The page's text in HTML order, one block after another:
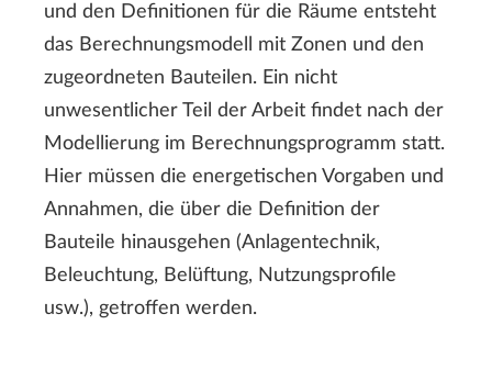
und den Definitionen für die Räume entsteht
das Berechnungsmodell mit Zonen und den
zugeordneten Bauteilen. Ein nicht
unwesentlicher Teil der Arbeit findet nach der
Modellierung im Berechnungsprogramm statt.
Hier müssen die energetischen Vorgaben und
Annahmen, die über die Definition der
Bauteile hinausgehen (Anlagentechnik,
Beleuchtung, Belüftung, Nutzungsprofile
usw.), getroffen werden.